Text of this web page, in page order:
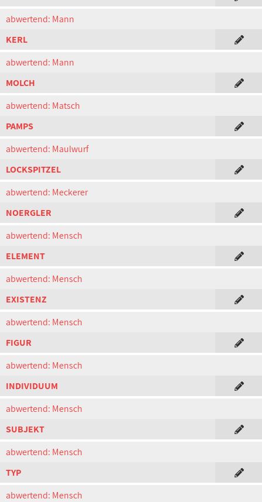
abwertend: Mann
KERL
abwertend: Mann
MOLCH
abwertend: Matsch
PAMPS
abwertend: Maulwurf
LOCKSPITZEL
abwertend: Meckerer
NOERGLER
abwertend: Mensch
ELEMENT
abwertend: Mensch
EXISTENZ
abwertend: Mensch
FIGUR
abwertend: Mensch
INDIVIDUUM
abwertend: Mensch
SUBJEKT
abwertend: Mensch
TYP
abwertend: Mensch